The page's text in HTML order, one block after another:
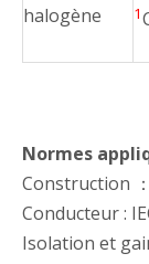
halogène
1
Normes
Construction
Conducteur :
Isolation et